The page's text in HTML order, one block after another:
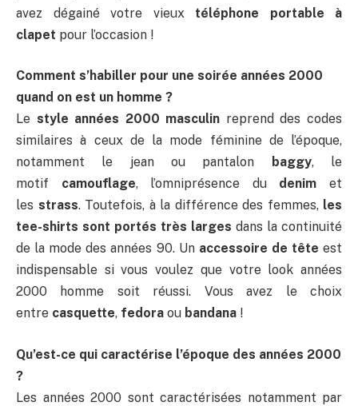
avez dégainé votre vieux téléphone portable à
clapet pour l’occasion !
Comment s’habiller pour une soirée années 2000
quand on est un homme ?
Le style années 2000 masculin reprend des codes
similaires à ceux de la mode féminine de l’époque,
notamment le jean ou pantalon
baggy, le
motif camouflage, l’omniprésence du denim et
les strass. Toutefois, à la différence des femmes, les
tee-shirts sont portés très larges dans la continuité
de la mode des années 90. Un accessoire de tête est
indispensable si vous voulez que votre look années
2000 homme soit réussi. Vous avez le choix
entre casquette, fedora ou bandana !
Qu’est-ce qui caractérise l’époque des années 2000
?
Les années 2000 sont caractérisées notamment par